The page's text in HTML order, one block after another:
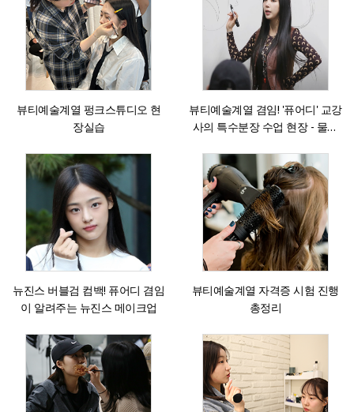
뷰티예술계열 펑크스튜디오 현
장실습
뷰티예술계열 겸임! '퓨어디' 교강
사의 특수분장 수업 현장 - 물라
뉴진스 버블검 컴백! 퓨어디 겸임
이 알려주는 뉴진스 메이크업
뷰티예술계열 자격증 시험 진행
총정리